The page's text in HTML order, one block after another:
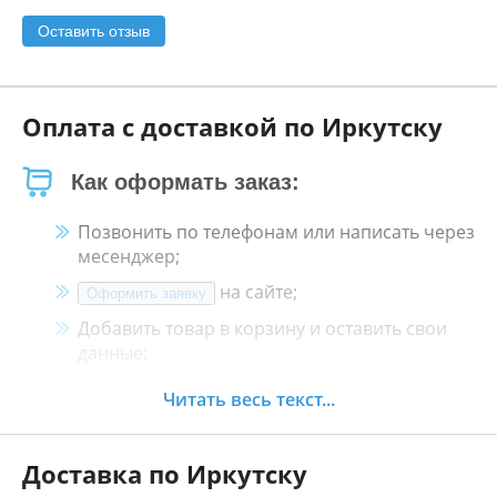
Оставить отзыв
Оплата с доставкой по Иркутску
Как оформать заказ:
Позвонить по телефонам или написать через
месенджер;
Оформить заявку
на сайте;
Добавить товар в корзину и оставить свои
данные;
Менеджер свяжется с Вами в течение 30
Как оплатить:
Читать весь текст...
Доставка по Иркутску